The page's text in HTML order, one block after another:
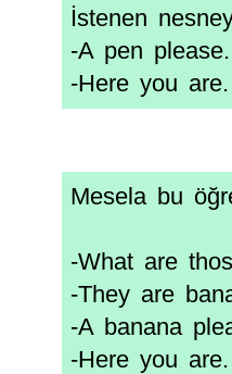
İstenen
-A pen please.
-Here you are.
Mesela bu
-What are
-They are
-A banana
-Here you are.